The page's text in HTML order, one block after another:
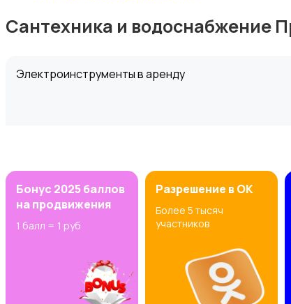
Сантехника и водоснабжение
Электроинструменты в аренду
Электроинструменты
Бонус 2025 баллов
на продвижения
1 балл = 1 руб
Разрешение в OK
Более 5 тысяч
участников